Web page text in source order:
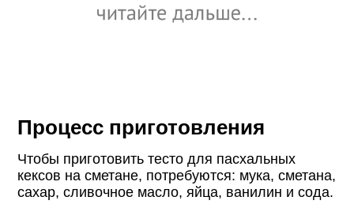
Процесс приготовления
Чтобы приготовить тесто для пасхальных
кексов на сметане, потребуются: мука, сметана,
сахар, сливочное масло, яйца, ванилин и сода.